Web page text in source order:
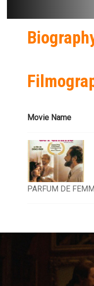
Movie Name
PARFUM DE